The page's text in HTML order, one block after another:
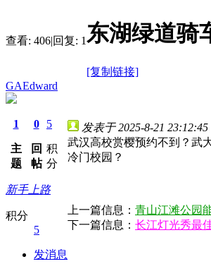
查看: 406|回复: 1 东湖绿道骑
[复制链接]
GAEdward
1
主
题
0
回
帖
5
积
分
新手上路
积分
5
发消息
发表于 2025-8-21 23:12:45
武汉高校赏樱预约不到？武
冷门校园？
上一篇信息： 青山江滩公园
下一篇信息： 长江灯光秀最